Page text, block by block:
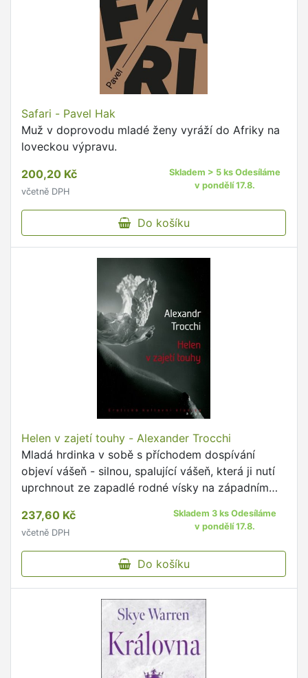
Safari - Pavel Hak
Muž v doprovodu mladé ženy vyráží do Afriky na
loveckou výpravu.
200,20 Kč
včetně DPH
Skladem > 5 ks Odesíláme
v pondělí 17.8.
Do košíku
Helen v zajetí touhy - Alexander Trocchi
Mladá hrdinka v sobě s příchodem dospívání
objeví vášeň - silnou, spalující vášeň, která ji nutí
uprchnout ze zapadlé rodné vísky na západním
dobrodružství, …
237,60 Kč
včetně DPH
Skladem 3 ks Odesíláme
v pondělí 17.8.
Do košíku